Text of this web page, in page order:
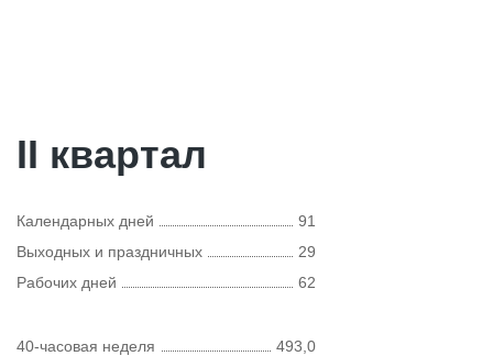
II квартал
Календарных дней
91
Выходных и праздничных
29
Рабочих дней
62
40-часовая неделя
493,0